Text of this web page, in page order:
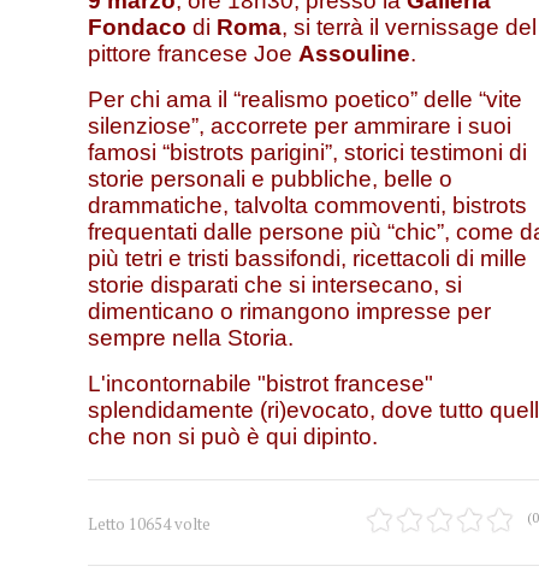
Fondaco di Roma, si terrà il vernissage del
pittore francese Joe Assouline.
Per chi ama il “realismo poetico” delle “vite
silenziose”, accorrete per ammirare i suoi
famosi “bistrots parigini”, storici testimoni di
storie personali e pubbliche, belle o
drammatiche, talvolta commoventi, bistrots
frequentati dalle persone più “chic”, come
più tetri e tristi bassifondi, ricettacoli di mille
storie disparati che si intersecano, si
dimenticano o rimangono impresse per
sempre nella Storia.
L'incontornabile "bistrot francese"
splendidamente (ri)evocato, dove tutto
che non si può è qui dipinto.
Letto 10654 volte